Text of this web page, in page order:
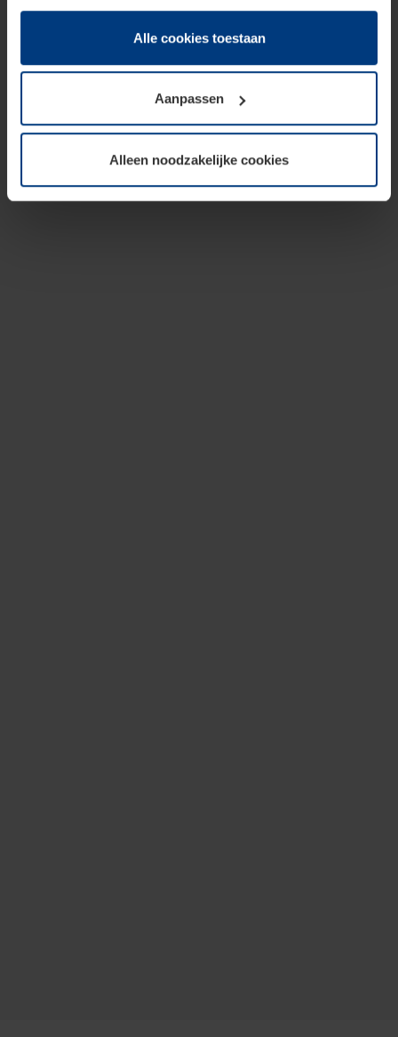
hun diensten hebben verzameld.
Juridisch hebben wij het recht om cookies op uw
van deze pagina's absoluut vereist is. Voor alle andere
soorten cookies is uw toestemming benodigd. Uw
toestemming kunt u op elk moment bij de uitleg van de
wijzigen of herroepen.
Alle cookies toestaan
Aanpassen
Alleen noodzakelijke cookies